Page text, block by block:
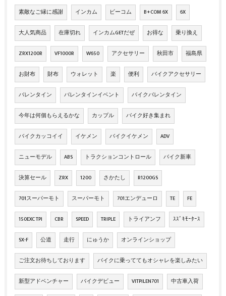
素敵なご縁に感謝 インカム ビーコム B+COM 6X 6X
大人気商品 在庫切れ インカムGETだぜ お得な 乗り換え
ZRX1200R VF1000R W650 アクセサリー 秋田市 福島県
お財布 財布 ウォレット 楽 便利 バイクアクセサリー
バレンタイン バレンタインイベント バイクバレンタイン
今年は何個もらえるかな カップル バイク好き集まれ
バイクカッコイイ イケメン バイクイケメン ADV
ニューモデル ABS トラクションコントロール バイク新車
決算セール ZRX 1200 さかたし R1200GS
701スーパーモト スーパーモト 701エンデューロ TE FE
150EXC TPI CBR SPEED TRIPLE トライアンフ ｽｽﾞｷﾓｰﾀｰｽ
SX-F 公道 走行 にゅうか オンラインショップ
ご注文お待ちしております バイクに乗っててもオシャレを楽しみたい
新型アドベンチャー バイクデビュー VITPILEN701 中古車入荷